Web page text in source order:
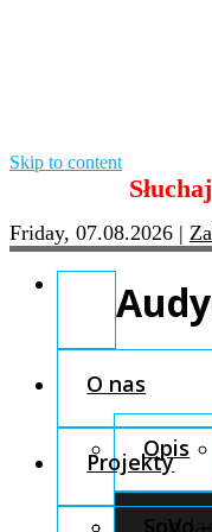
Skip to content
Friday, 07.08.2026 |
O nas
Opis
Projekty
SoVo